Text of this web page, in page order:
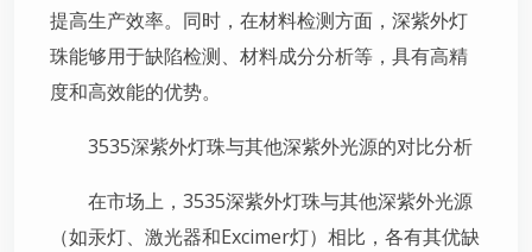
提高生产效率。同时，在材料检测方面，深紫外灯
珠能够用于缺陷检测、材料成分分析等，具有高精
度和高效能的优势。
3535深紫外灯珠与其他深紫外光源的对比分析
在市场上，3535深紫外灯珠与其他深紫外光源
（如汞灯、激光器和Excimer灯）相比，各有其优缺